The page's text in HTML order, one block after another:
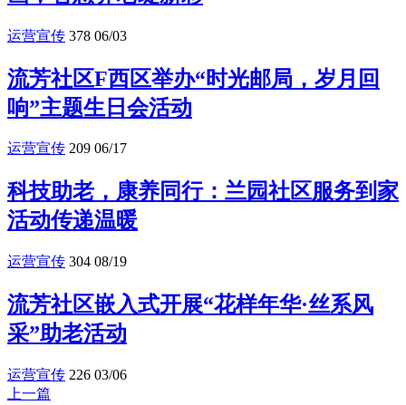
运营宣传 378 06/03
流芳社区F西区举办“时光邮局，岁月回
响”主题生日会活动
运营宣传 209 06/17
科技助老，康养同行：兰园社区服务到家
活动传递温暖
运营宣传 304 08/19
流芳社区嵌入式开展“花样年华·丝系风
采”助老活动
运营宣传 226 03/06
上一篇